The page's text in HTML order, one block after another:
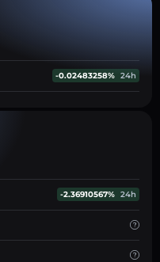
-0.02483258% 24h
-2.36910567% 24h